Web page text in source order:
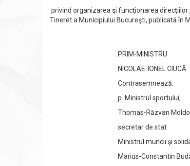
privind organizarea şi funcţionarea
Tineret a Municipiului Bucureşti, publicată în
PRIM-MINISTRU
NICOLAE-IONEL CIUCĂ
Contrasemnează:
p. Ministrul sportului,
Thomas-Răzvan
secretar de stat
Ministrul muncii şi
Marius-Constantin